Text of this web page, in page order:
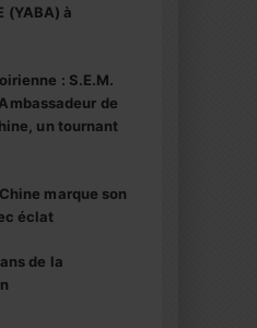
(YABA) à
: S.E.M.
de
un tournant
marque son
éclat
de la